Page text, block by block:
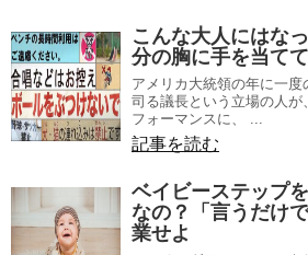
こんな大人にはな
分の胸に手を当て
アメリカ大統領の年に一
司る議長という立場の人
フォーマンスに、 ...
記事を読む
ベイビーステップ
なの？「言うだけ
業せよ